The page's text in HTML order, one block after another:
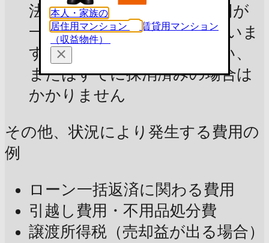
法書士報酬の合計で2〜3万円が
一般的で、3万円で試算していま
す。抵当権を設定していない、
またはすでに抹消済みの場合は
かかりません
その他、状況により発生する費用の
例
ローン一括返済に関わる費用
引越し費用・不用品処分費
譲渡所得税（売却益が出る場合）
本人・家族の
居住用マンション
賃貸用マンション
（収益物件）